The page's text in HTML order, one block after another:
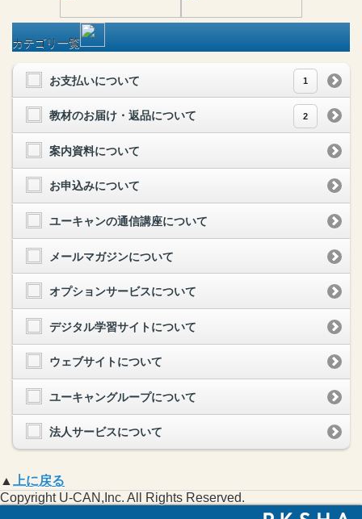
カテゴリ一覧
お支払いについて 1
教材のお届け・返品について 2
案内資料について
お申込みについて
ユーキャンの通信講座について
メールマガジンについて
オプションサービスについて
デジタル学習サイトについて
ウェブサイトについて
ユーキャングループについて
法人サービスについて
▲
上に戻る
Copyright U-CAN,Inc. All Rights Reserved.